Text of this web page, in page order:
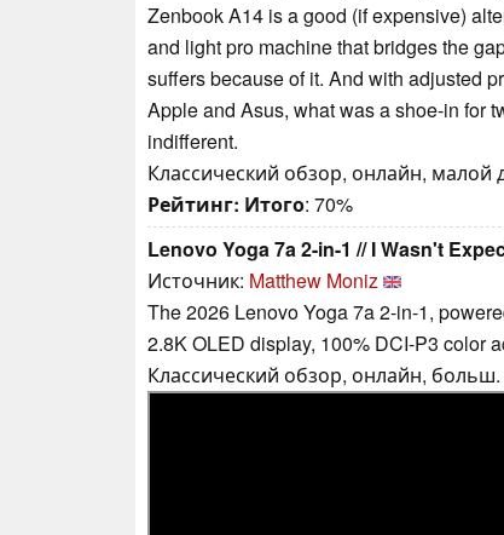
Zenbook A14 is a good (if expensive)
and light pro machine that bridges the
suffers because of it. And with adjusted
Apple and Asus, what was a shoe-in for
indifferent.
Классический обзор, онлайн, малой
Рейтинг: Итого: 70%
Lenovo Yoga 7a 2-in-1 // I Wasn't
Источник: Matthew Moniz
The 2026 Lenovo Yoga 7a 2-in-1,
2.8K OLED display, 100% DCI-P3 color
Классический обзор, онлайн,